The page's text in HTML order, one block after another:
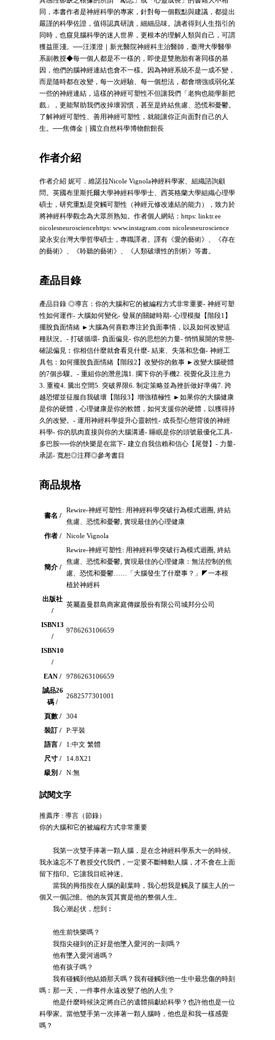
同，本書作者是神經科學的專家，針對每一個觀點與建議，都提出
嚴謹的科學佐證，值得認真研讀，細細品味。讀者得到人生指引的
同時，也窺見腦科學的迷人世界，更根本的理解人類與自己，可謂
獲益匪淺。──汪漢澄｜新光醫院神經科主治醫師，臺灣大學醫學
系副教授◆每一個人都是不一樣的，即使是雙胞胎有著同樣的基
因，他們的腦神經連結也會不一樣。因為神經系統不是一成不變，
而是隨時都在改變，每一次經驗、每一個想法，都會增強或弱化某
一些的神經連結，這樣的神經可塑性不但讓我們「老狗也能學新把
戲」，更能幫助我們改掉壞習慣，甚至是終結焦慮、恐慌和憂鬱。
了解神經可塑性、善用神經可塑性，就能讓你正向面對自己的人
生。──焦傳金｜國立自然科學博物館館長
作者介紹
作者介紹 妮可．維諾拉Nicole Vignola神經科學家、組織諮詢顧
問。英國布里斯托爾大學神經科學學士、西英格蘭大學組織心理學
碩士，研究重點是突觸可塑性（神經元修改連結的能力），致力於
將神經科學觀念為大眾所熟知。作者個人網站：https: linktr.ee
nicolesneurosciencehttps: www.instagram.com nicolesneuroscience
梁永安台灣大學哲學碩士，專職譯者。譯有《愛的藝術》、《存在
的藝術》、《聆聽的藝術》、《人類破壞性的剖析》等書。
產品目錄
產品目錄 ◎導言：你的大腦和它的被編程方式非常重要- 神經可塑
性如何運作- 大腦如何變化- 發展的關鍵時期- 心理模擬【階段1】
擺脫負面情緒 ►大腦為何喜歡專注於負面事情，以及如何改變這
種狀況。- 打破循環- 負面偏見- 你的思想的力量- 悄悄展開的常態-
確認偏見︰你相信什麼就會看見什麼- 結束、失落和悲傷- 神經工
具包：如何擺脫負面情緒【階段2】改變你的敘事 ►改變大腦硬體
的7個步驟。- 重組你的潛意識1. 擱下你的手機2. 視覺化及注意力
3. 重複4. 騰出空間5. 突破界限6. 制定策略並為挫折做好準備7. 跨
越恐懼並征服自我破壞【階段3】增強積極性 ►如果你的大腦健康
是你的硬體，心理健康是你的軟體，如何支援你的硬體，以獲得持
久的改變。- 運用神經科學提升心靈韌性- 成長型心態背後的神經
科學- 你的肌肉直接與你的大腦溝通- 睡眠是你的頭號最優化工具-
多巴胺──你的快樂是在當下- 建立自我信賴和信心【尾聲】- 力量-
承諾- 寬恕◎注釋◎參考書目
商品規格
書名 /
Rewire-神經可塑性: 用神經科學突破行為模式迴圈, 終結
焦慮、恐慌和憂鬱, 實現最佳的心理健康
作者 /
Nicole Vignola
簡介 /
Rewire-神經可塑性: 用神經科學突破行為模式迴圈, 終結
焦慮、恐慌和憂鬱, 實現最佳的心理健康：無法控制的焦
慮、恐慌和憂鬱……「大腦發生了什麼事？」◤一本根
植於神經科
出版社
/
英屬蓋曼群島商家庭傳媒股份有限公司城邦分公司
ISBN13
/
9786263106659
ISBN10
/
EAN /
9786263106659
誠品26
碼 /
2682577301001
頁數 /
304
裝訂 /
P:平裝
語言 /
1:中文 繁體
尺寸 /
14.8X21
級別 /
N:無
試閱文字
推薦序 : 導言（節錄）
你的大腦和它的被編程方式非常重要
我第一次雙手捧著一顆人腦，是在念神經科學系大一的時候。
我永遠忘不了教授交代我們，一定要不斷轉動人腦，才不會在上面
留下指印。它讓我目眩神迷。
當我的拇指按在人腦的顳葉時，我心想我是觸及了腦主人的一
個又一個記憶。他的灰質其實是他的整個人生。
我心潮起伏，想到︰
他生前快樂嗎？
我指尖碰到的正好是他墜入愛河的一刻嗎？
他有墜入愛河過嗎？
他有孩子嗎？
我有碰觸到他結婚那天嗎？我有碰觸到他一生中最悲傷的時刻
嗎︰那一天，一件事件永遠改變了他的人生？
他是什麼時候決定將自己的遺體捐獻給科學？也許他也是一位
科學家。當他雙手第一次捧著一顆人腦時，他也是和我一樣感覺
嗎？